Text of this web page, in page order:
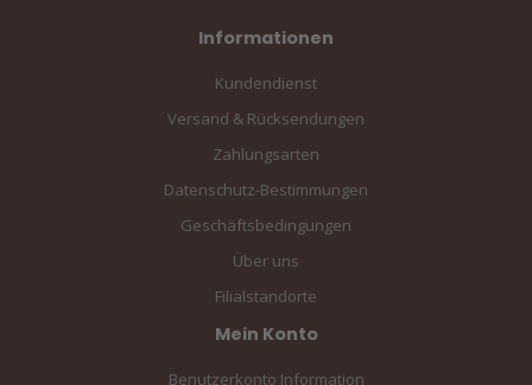
Informationen
Kundendienst
Versand & Rücksendungen
Zahlungsarten
Datenschutz-Bestimmungen
Geschäftsbedingungen
Über uns
Filialstandorte
Mein Konto
Benutzerkonto Information